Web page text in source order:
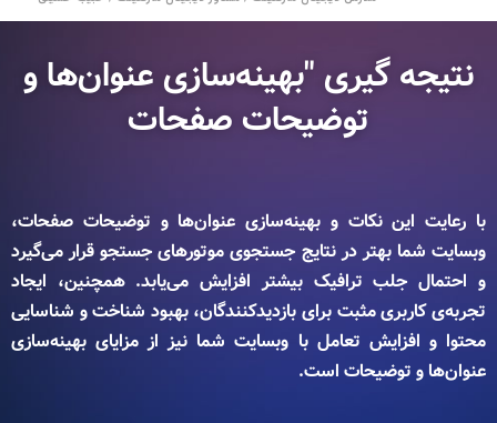
نتیجه گیری "بهینه‌سازی عنوان‌ها و
توضیحات صفحات‎
با رعایت این نکات و بهینه‌سازی عنوان‌ها و توضیحات صفحات،
وبسایت شما بهتر در نتایج جستجوی موتورهای جستجو قرار می‌گیرد
و احتمال جلب ترافیک بیشتر افزایش می‌یابد. همچنین، ایجاد
تجربه‌ی کاربری مثبت برای بازدیدکنندگان، بهبود شناخت و شناسایی
محتوا و افزایش تعامل با وبسایت شما نیز از مزایای بهینه‌سازی
عنوان‌ها و توضیحات است.